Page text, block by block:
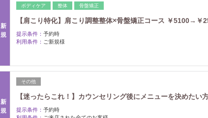
新
規
ボディケア 整体 骨盤矯正
【肩こり特化】肩こり調整整体×骨盤矯正コース ￥5100→￥
提示条件： 予約時
利用条件： ご新規様
新
規
その他
【迷ったらこれ！】カウンセリング後にメニューを決めたい
提示条件： 予約時